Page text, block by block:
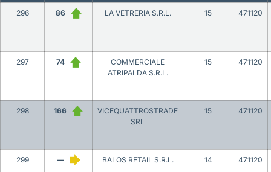
296 86 LA VETRERIA S.R.L. 15 471120
297 74
COMMERCIALE
ATRIPALDA S.R.L.
15 471120
298 166
VICEQUATTROSTRADE
SRL
15 471120
299 — BALOS RETAIL S.R.L. 14 471120